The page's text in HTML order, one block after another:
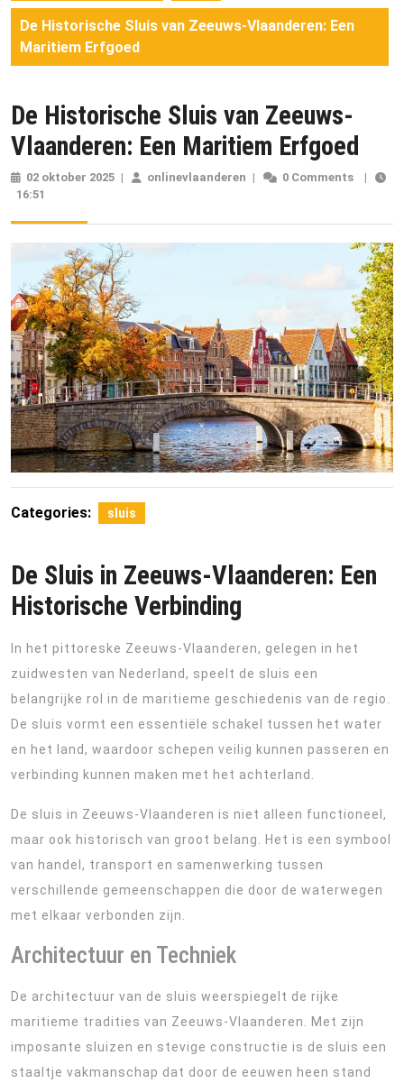
De Historische Sluis van Zeeuws-Vlaanderen: Een
Maritiem Erfgoed
De Historische Sluis van Zeeuws-
Vlaanderen: Een Maritiem Erfgoed
02 oktober 2025 02
| onlinevlaanderen onlinevlaanderen
| 0 Comments
|
16:51
Categories: sluis
De Sluis in Zeeuws-Vlaanderen: Een
Historische Verbinding
In het pittoreske Zeeuws-Vlaanderen, gelegen in het
zuidwesten van Nederland, speelt de sluis een
belangrijke rol in de maritieme geschiedenis van de regio.
De sluis vormt een essentiële schakel tussen het water
en het land, waardoor schepen veilig kunnen passeren en
verbinding kunnen maken met het achterland.
De sluis in Zeeuws-Vlaanderen is niet alleen functioneel,
maar ook historisch van groot belang. Het is een symbool
van handel, transport en samenwerking tussen
verschillende gemeenschappen die door de waterwegen
met elkaar verbonden zijn.
Architectuur en Techniek
De architectuur van de sluis weerspiegelt de rijke
maritieme tradities van Zeeuws-Vlaanderen. Met zijn
imposante sluizen en stevige constructie is de sluis een
staaltje vakmanschap dat door de eeuwen heen stand